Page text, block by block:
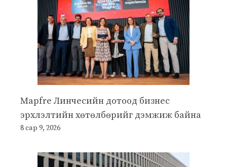
Mapfre Линчесийн дотоод бизнес
эрхлэлтийн хөтөлбөрийг дэмжиж байна
8 сар 9, 2026